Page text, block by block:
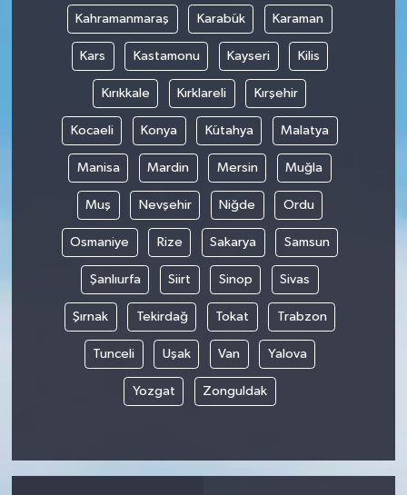
Kahramanmaraş Karabük Karaman
Kars Kastamonu Kayseri Kilis
Kırıkkale Kırklareli Kırşehir
Kocaeli Konya Kütahya Malatya
Manisa Mardin Mersin Muğla
Muş Nevşehir Niğde Ordu
Osmaniye Rize Sakarya Samsun
Şanlıurfa Siirt Sinop Sivas
Şırnak Tekirdağ Tokat Trabzon
Tunceli Uşak Van Yalova
Yozgat Zonguldak